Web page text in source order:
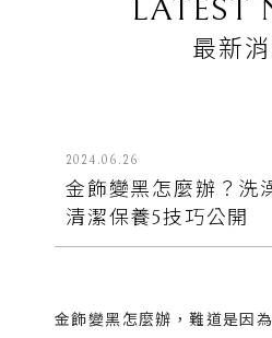
LATEST
最新
2024.06.26
金飾變黑怎麼辦？洗
清潔保養5技巧公開
金飾變黑怎麼辦，難道是因